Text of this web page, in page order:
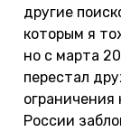
другие
которым я
но с марта
перестал
ограничения
России